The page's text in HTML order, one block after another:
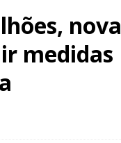
nova
medidas